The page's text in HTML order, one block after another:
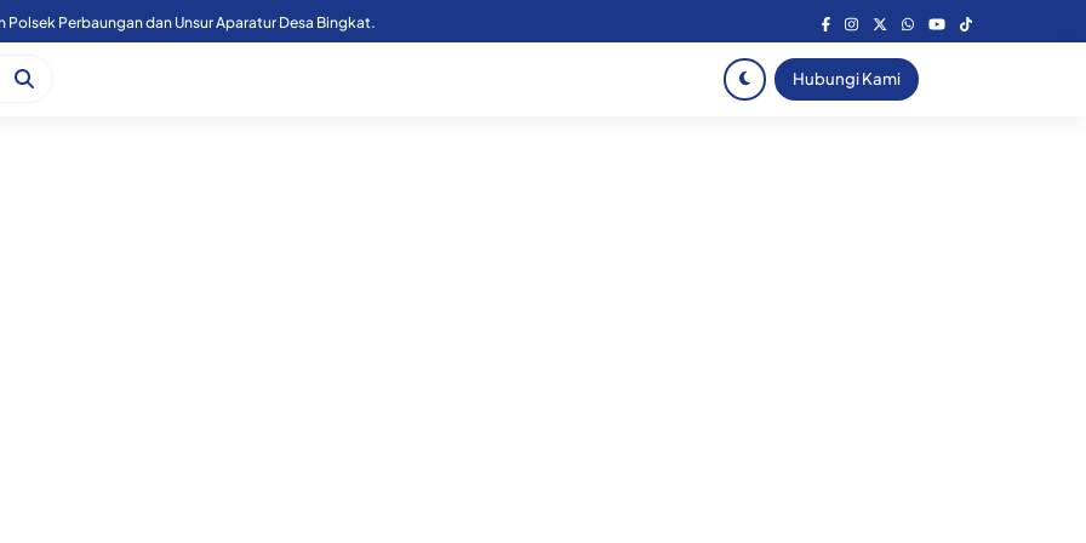
Polsek Perbaungan dan Unsur Aparatur Desa Bingkat.
Hubungi Kami